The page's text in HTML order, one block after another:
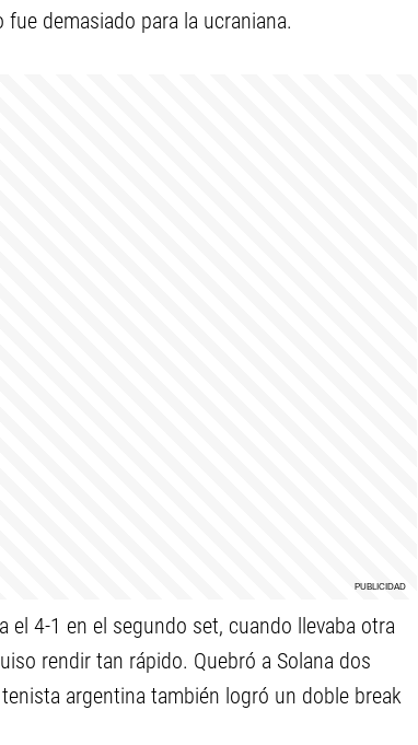
demasiado para la ucraniana.
4-1 en el segundo set, cuando llevaba otra
rendir tan rápido. Quebró a Solana dos
argentina también logró un doble break